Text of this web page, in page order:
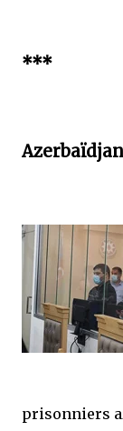
***
Azerbaïdjan
prisonniers